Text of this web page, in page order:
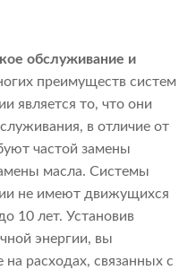
обслуживание и
преимуществ систем
является то, что они
в отличие от
частой замены
масла. Системы
не имеют движущихся
10 лет. Установив
энергии, вы
расходах, связанных с